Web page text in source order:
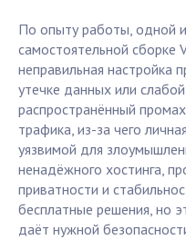
По опыту работы, одной
самостоятельной сборке
неправильная настройка
утечке данных или
распространённый
трафика, из-за чего
уязвимой для
ненадёжного хостинга,
приватности и
бесплатные решения, но
даёт нужной